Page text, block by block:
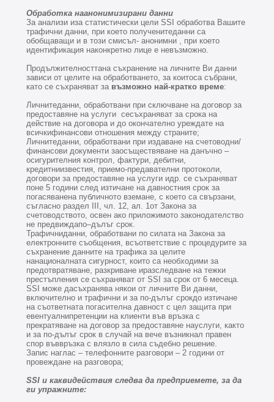
Обработка наанонимизирани данни
За анализи иза статистически цели SSI обработва Вашите
трафични данни, при което полученитеданни са
обобщаващи и в този смисъл- анонимни , при което
идентификация наконкретно лице е невъзможно.
Продължителносттана съхранение на личните Ви данни
зависи от целите на обработването, за коитоса събрани,
като се съхраняват за възможно най-кратко време:
Личнитеданни, обработвани при сключване на договор за
предоставяне на услуги сесъхраняват за срока на
действие на договора и до окончателно уреждате на
всичкифинансови отношения между страните;
Личнитеданни, обработвани при издаване на счетоводни/
финансови документи заосъществяване на данъчно –
осигурителния контрол, фактури, дебитни,
кредитниизвестия, приемо-предавателни протоколи,
договори за предоставяне на услуги идр. се съхраняват
поне 5 години след изтичане на давностния срок за
погасяванена публичното вземане, с което са свързани,
съгласно раздел III, чл. 12, ал. 1от Закона за
счетоводството, освен ако приложимото законодателство
не предвиждапо–дълъг срок.
Трафичниданни, обработвани по силата на Закона за
електронните съобщения, всъответствие с процедурите за
съхранение данните на трафика за целите
нанационалната сигурност, които са необходими за
предотвратяване, разкриване иразследване на тежки
престъпления се съхраняват от SSI за срок от 6 месеца.
SSI може дасъхранява някои от личните Ви данни,
включително и трафични и за по-дълъг срокдо изтичане
на съответната погасителна давност с цел защита при
евентуалнипретенции на клиенти във връзка с
прекратяване на договор за предоставяне науслуги, както
и за по-дълъг срок в случай на вече възникнал правен
спор въввръзка с влязло в сила съдебно решение.
Запис наглас – телефонните разговори – 2 години от
провеждане на разговора;
SSI и каквидействия следва да предприемете, за да
ги упражните: